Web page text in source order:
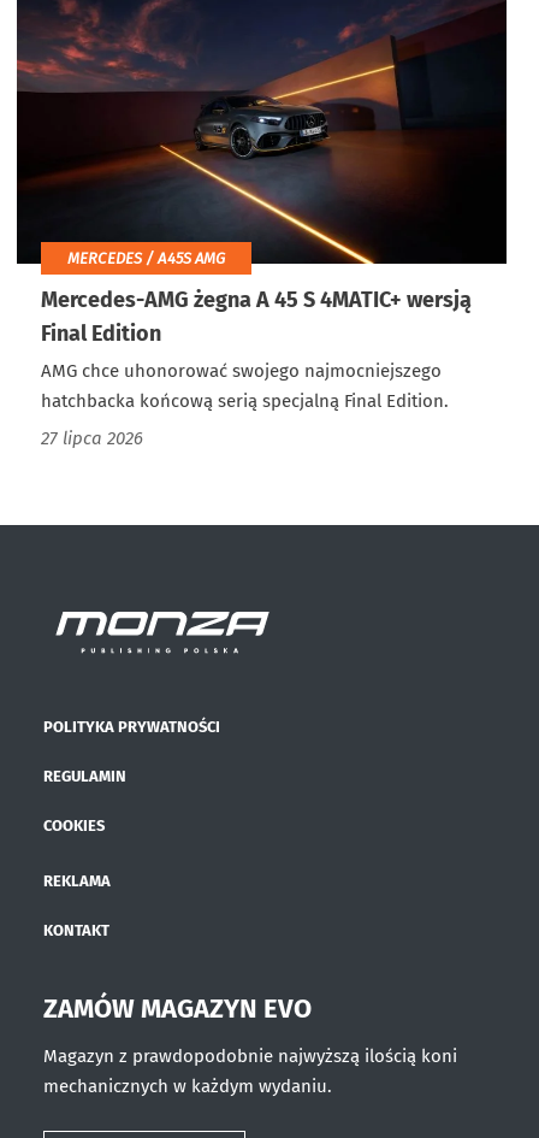
MERCEDES / A45S AMG
Mercedes-AMG żegna A 45 S 4MATIC+ wersją
Final Edition
AMG chce uhonorować swojego najmocniejszego
hatchbacka końcową serią specjalną Final Edition.
27 lipca 2026
POLITYKA PRYWATNOŚCI
REGULAMIN
COOKIES
REKLAMA
KONTAKT
ZAMÓW MAGAZYN EVO
Magazyn z prawdopodobnie najwyższą ilością koni
mechanicznych w każdym wydaniu.